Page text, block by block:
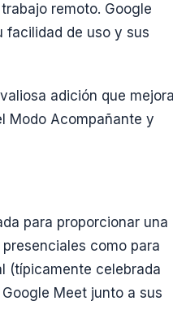
remoto. Google
facilidad de uso y sus
adición que mejora
Modo Acompañante y
para proporcionar una
como para
(típicamente celebrada
Meet junto a sus